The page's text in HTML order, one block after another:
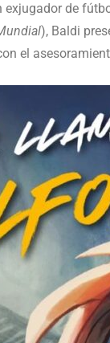
exjugador de
), Baldi
el